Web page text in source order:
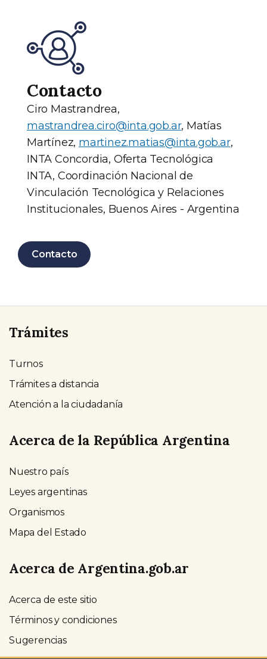
Contacto
Ciro Mastrandrea,
mastrandrea.ciro@inta.gob.ar, Matías
Martínez, martinez.matias@inta.gob.ar,
INTA Concordia, Oferta Tecnológica
INTA, Coordinación Nacional de
Vinculación Tecnológica y Relaciones
Institucionales, Buenos Aires - Argentina
Contacto
Trámites
Turnos
Trámites a distancia
Atención a la ciudadanía
Acerca de la República Argentina
Nuestro país
Leyes argentinas
Organismos
Mapa del Estado
Acerca de Argentina.gob.ar
Acerca de este sitio
Términos y condiciones
Sugerencias